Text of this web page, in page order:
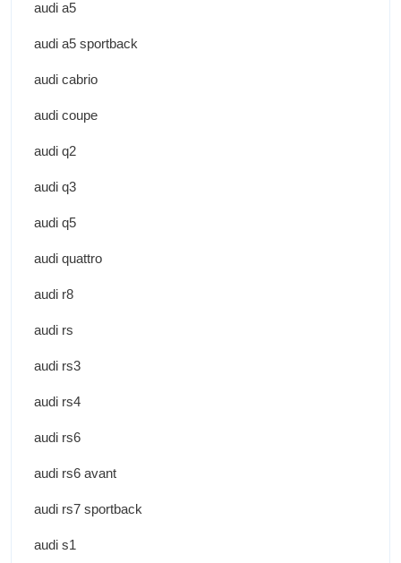
audi a5
audi a5 sportback
audi cabrio
audi coupe
audi q2
audi q3
audi q5
audi quattro
audi r8
audi rs
audi rs3
audi rs4
audi rs6
audi rs6 avant
audi rs7 sportback
audi s1